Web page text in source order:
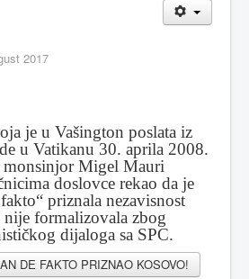
2017
je u Vašington poslata iz
u Vatikanu 30. aprila 2008.
monsinjor Migel Mauri
doslovce rekao da je
priznala nezavisnost
formalizovala zbog
dijaloga sa SPC.
DE FAKTO PRIZNAO KOSOVO!